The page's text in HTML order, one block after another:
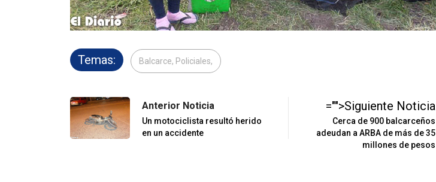
Temas: Balcarce, Policiales,
Anterior Noticia
Un motociclista resultó herido
en un accidente
="">Siguiente Noticia
Cerca de 900 balcarceños
adeudan a ARBA de más de 35
millones de pesos